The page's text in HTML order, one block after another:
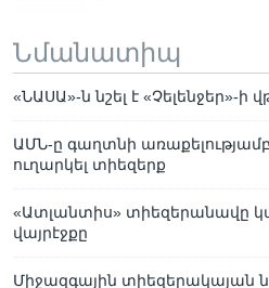
Նմանատիպ
«ՆԱՍԱ»-ն նշել է «Չելենջեր»-ի
ԱՄՆ-ը գաղտնի
ուղարկել տիեզերք
«Ատլանտիս» տիեզերանավը
վայրէջքը
Միջազգային տիեզերակայան